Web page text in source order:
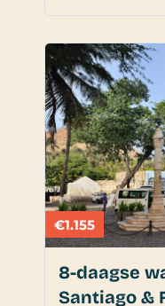
€1.155
8-daagse
Santiago &